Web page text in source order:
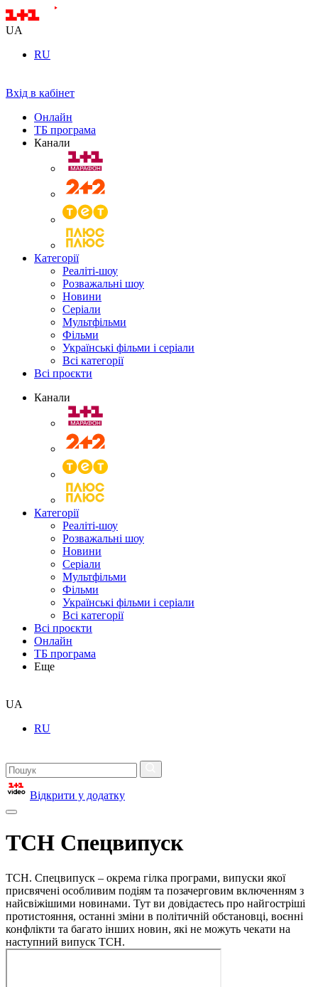
UA
RU
Вхід в кабінет
Онлайн
ТБ програма
Канали
Категорії
Реаліті-шоу
Розважальні шоу
Новини
Серіали
Мультфільми
Фільми
Українські фільми і серіали
Всі категорії
Всі проєкти
Канали
Категорії
Реаліті-шоу
Розважальні шоу
Новини
Серіали
Мультфільми
Фільми
Українські фільми і серіали
Всі категорії
Всі проєкти
Онлайн
ТБ програма
Еще
UA
RU
Відкрити у додатку
ТСН Спецвипуск
ТСН. Спецвипуск – окрема гілка програми, випуски якої
присвячені особливим подіям та позачерговим включенням з
найсвіжішими новинами. Тут ви довідаєтесь про найгостріші
протистояння, останні зміни в політичній обстановці, воєнні
конфлікти та багато інших новин, які не можуть чекати на
наступний випуск ТСН.